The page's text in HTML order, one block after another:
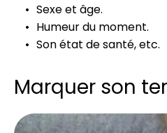
Sexe et âge.
Humeur du moment.
Son état de santé, etc.
Marquer son